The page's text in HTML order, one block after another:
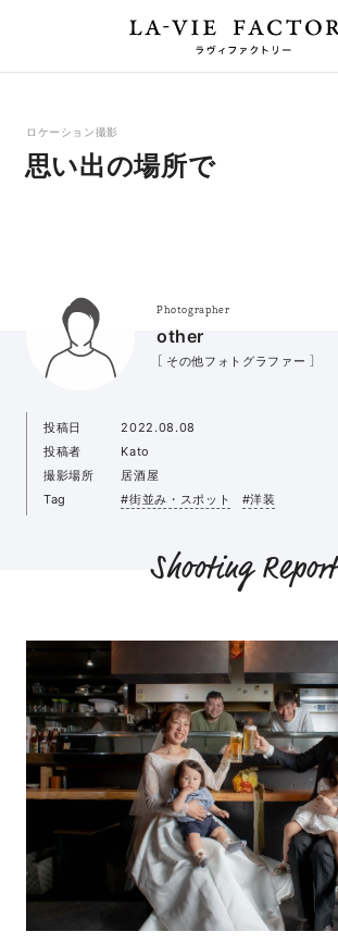
ロケーション撮影
思い出の場所で
Photographer
other
［ その他フォトグラファー ］
投稿日
2022.08.08
投稿者
Kato
撮影場所
居酒屋
Tag
#街並み・スポット #洋装
Shooting Report